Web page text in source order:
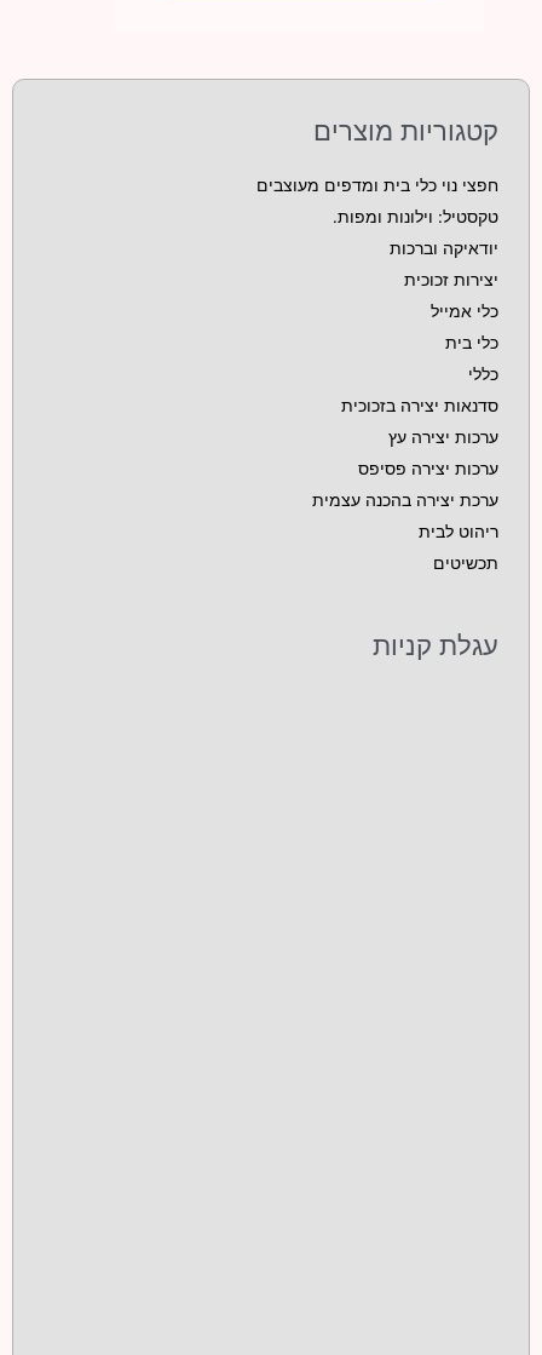
קטגוריות מוצרים
חפצי נוי כלי בית ומדפים מעוצבים
טקסטיל: וילונות ומפות.
יודאיקה וברכות
יצירות זכוכית
כלי אמייל
כלי בית
כללי
סדנאות יצירה בזכוכית
ערכות יצירה עץ
ערכות יצירה פסיפס
ערכת יצירה בהכנה עצמית
ריהוט לבית
תכשיטים
עגלת קניות